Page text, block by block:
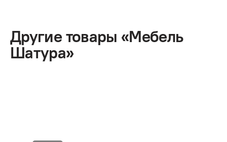
Другие товары «Мебель
Шатура»